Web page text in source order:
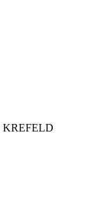
KREFELD